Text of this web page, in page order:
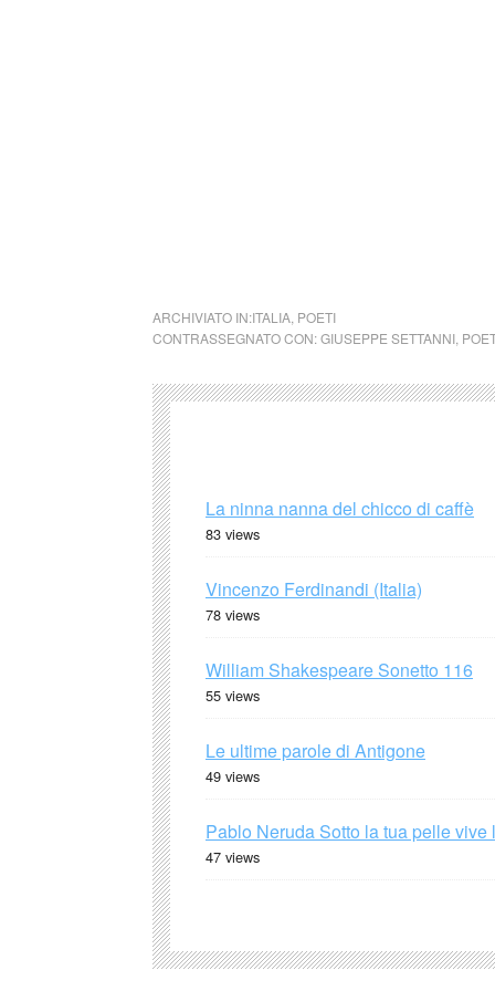
ARCHIVIATO IN:ITALIA, POETI
CONTRASSEGNATO CON:GIUSEPPE SETTANNI,
La ninna nanna del chicco di caffè
83 views
Vincenzo Ferdinandi (Italia)
78 views
William Shakespeare Sonetto 116
55 views
Le ultime parole di Antigone
49 views
Pablo Neruda Sotto la tua pelle vive
47 views